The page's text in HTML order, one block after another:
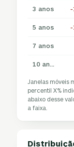
3 anos -
5 anos -
7 anos
10 anos
Janelas móveis
percentil X%
abaixo desse
a faixa.